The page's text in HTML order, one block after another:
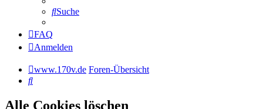
Suche
FAQ
Anmelden
www.170v.de Foren-Übersicht
Suche
Alle Cookies löschen